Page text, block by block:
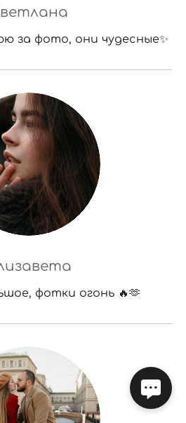
за фото, они чудесные✨
фотки огонь 🔥🫶